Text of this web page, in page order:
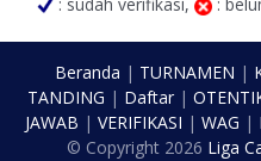
Beranda | TURNAMEN |
TANDING | Daftar|
JAWAB | VERIFIKASI | WAG |
© Copyright 2026 Liga